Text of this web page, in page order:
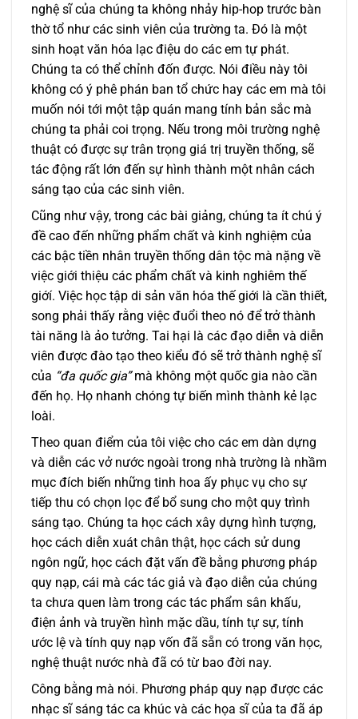
nghệ sĩ của chúng ta không nhảy hip-hop trước bàn
thờ tổ như các sinh viên của trường ta. Đó là một
sinh hoạt văn hóa lạc điệu do các em tự phát.
Chúng ta có thể chỉnh đốn được. Nói điều này tôi
không có ý phê phán ban tổ chức hay các em mà tôi
muốn nói tới một tập quán mang tính bản sắc mà
chúng ta phải coi trọng. Nếu trong môi trường nghệ
thuật có được sự trân trọng giá trị truyền thống, sẽ
tác động rất lớn đến sự hình thành một nhân cách
sáng tạo của các sinh viên.
Cũng như vậy, trong các bài giảng, chúng ta ít chú ý
đề cao đến những phẩm chất và kinh nghiệm của
các bậc tiền nhân truyền thống dân tộc mà nặng về
việc giới thiệu các phẩm chất và kinh nghiêm thế
giớí. Việc học tập di sản văn hóa thế giới là cần thiết,
song phải thấy rằng việc đuổi theo nó để trở thành
tài năng là ảo tưởng. Tai hại là các đạo diễn và diễn
viên được đào tạo theo kiểu đó sẽ trở thành nghệ sĩ
của “đa quốc gia”mà không một quốc gia nào cần
đến họ. Họ nhanh chóng tự biến mình thành kẻ lạc
loài.
Theo quan điểm của tôi việc cho các em dàn dựng
và diễn các vở nước ngoài trong nhà trường là nhầm
mục đích biến những tinh hoa ấy phục vụ cho sự
tiếp thu có chọn lọc để bổ sung cho một quy trình
sáng tạo. Chúng ta học cách xây dựng hình tượng,
học cách diễn xuát chân thật, học cách sử dung
ngôn ngữ, học cách đặt vấn đề bằng phương pháp
quy nạp, cái mà các tác giả và đạo diễn của chúng
ta chưa quen làm trong các tác phẩm sân khấu,
điện ảnh và truyền hình mặc dầu, tính tự sự, tính
ước lệ và tính quy nạp vốn đã sẵn có trong văn học,
nghệ thuật nước nhà đã có từ bao đời nay.
Công bằng mà nói. Phương pháp quy nạp được các
nhạc sĩ sáng tác ca khúc và các họa sĩ của ta đã áp